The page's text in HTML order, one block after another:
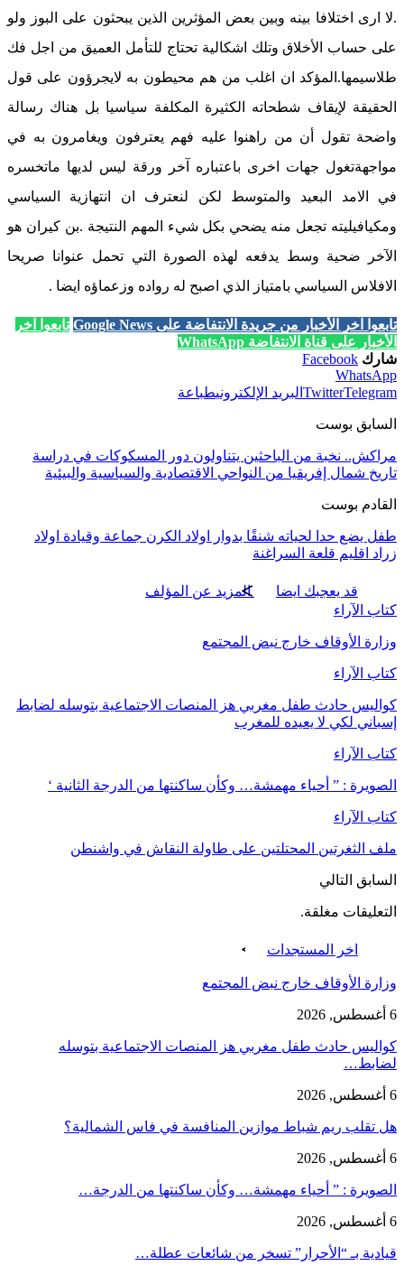
.لا ارى اختلافا بينه وبين بعض المؤثرين الذين يبحثون على البوز ولو
على حساب الأخلاق وتلك اشكالية تحتاج للتأمل العميق من اجل فك
طلاسيمها.المؤكد ان اغلب من هم محيطون به لايجرؤون على قول
الحقيقة لإيقاف شطحاته الكثيرة المكلفة سياسيا بل هناك رسالة
واضحة تقول أن من راهنوا عليه فهم يعترفون ويغامرون به في
مواجهةتغول جهات اخرى باعتباره آخر ورقة ليس لديها ماتخسره
في الامد البعيد والمتوسط لكن لنعترف ان انتهازية السياسي
ومكيافيليته تجعل منه يضحي بكل شيء المهم النتيجة .بن كيران هو
الآخر ضحية وسط يدفعه لهذه الصورة التي تحمل عنوانا صريحا
الافلاس السياسي بامتياز الذي اصبح له رواده وزعماؤه ايضا .
تابعوا آخر الأخبار من جريدة الانتفاضة على Google News
تابعوا آخر
الأخبار على قناة الانتفاضة WhatsApp
شارك Facebook
WhatsApp
TwitterTelegram البريد الإلكترونيطباعة
السابق بوست
مراكش.. نخبة من الباحثين يتناولون دور المسكوكات في دراسة
تاريخ شمال إفريقيا من النواحي الاقتصادية والسياسية والبيئية
القادم بوست
طفل يضع حدا لحياته شنقًا بدوار اولاد الكرن جماعة وقيادة اولاد
زراد اقليم قلعة السراغنة
قد يعجبك ايضا
المزيد عن المؤلف
كتاب الآراء
وزارة الأوقاف خارج نبض المجتمع
كتاب الآراء
كواليس حادث طفل مغربي هز المنصات الاجتماعية بتوسله لضابط
إسباني لكي لا يعيده للمغرب
كتاب الآراء
الصويرة : ” أحياء مهمشة… وكأن ساكنتها من الدرجة الثانية ‘
كتاب الآراء
ملف الثغرتين المحتلتين على طاولة النقاش في واشنطن
السابق التالي
التعليقات مغلقة.
اخر المستجدات
وزارة الأوقاف خارج نبض المجتمع
6 أغسطس, 2026
كواليس حادث طفل مغربي هز المنصات الاجتماعية بتوسله
لضابط…
6 أغسطس, 2026
هل تقلب ريم شباط موازين المنافسة في فاس الشمالية؟
6 أغسطس, 2026
الصويرة : ” أحياء مهمشة… وكأن ساكنتها من الدرجة…
6 أغسطس, 2026
قيادية بـ “الأحرار” تسخر من شائعات عطلة…